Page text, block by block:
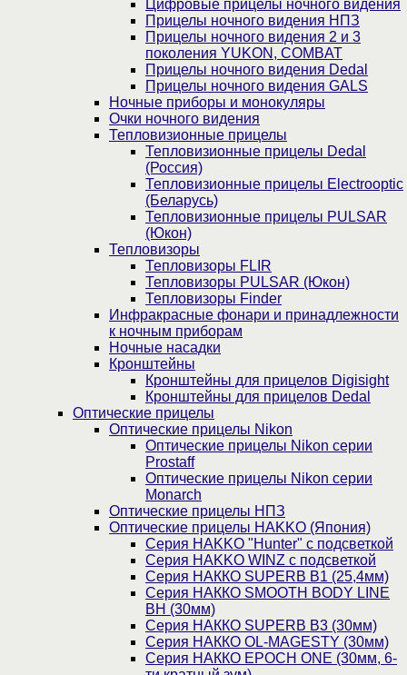
Цифровые прицелы ночного видения
Прицелы ночного видения НПЗ
Прицелы ночного видения 2 и 3
поколения YUKON, COMBAT
Прицелы ночного видения Dedal
Прицелы ночного видения GALS
Ночные приборы и монокуляры
Очки ночного видения
Тепловизионные прицелы
Тепловизионные прицелы Dedal
(Россия)
Тепловизионные прицелы Electrooptic
(Беларусь)
Тепловизионные прицелы PULSAR
(Юкон)
Тепловизоры
Тепловизоры FLIR
Тепловизоры PULSAR (Юкон)
Тепловизоры Finder
Инфракрасные фонари и принадлежности
к ночным приборам
Ночные насадки
Кронштейны
Кронштейны для прицелов Digisight
Кронштейны для прицелов Dedal
Оптические прицелы
Оптические прицелы Nikon
Оптические прицелы Nikon серии
Prostaff
Оптические прицелы Nikon серии
Monarch
Оптические прицелы НПЗ
Оптические прицелы HAKKO (Япония)
Cерия HAKKO "Hunter" с подсветкой
Серия НAKKO WINZ с подсветкой
Серия НАККО SUPERB B1 (25,4мм)
Серия НАККО SMOOTH BODY LINE
BH (30мм)
Серия НАККО SUPERB B3 (30мм)
Серия НАККО OL-MAGESTY (30мм)
Серия НАККО EPOCH ONE (30мм, 6-